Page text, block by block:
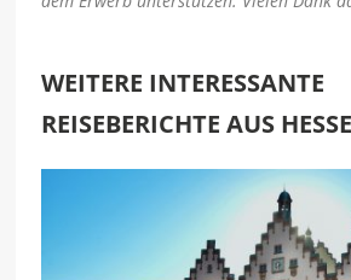
WEITERE INTERESSANTE
REISEBERICHTE AUS